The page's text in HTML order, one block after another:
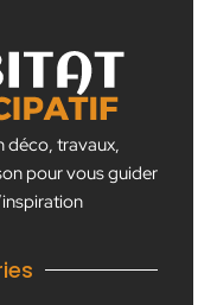
déco, travaux,
pour vous guider